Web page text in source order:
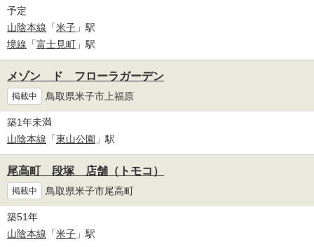
予定
山陰本線 「米子 」駅
境線 「富士見町 」駅
メゾン ド フローラガーデン
掲載中 鳥取県米子市上福原
築1年未満
山陰本線 「東山公園 」駅
尾高町 段塚 店舗（トモコ）
掲載中 鳥取県米子市尾高町
築51年
山陰本線 「米子 」駅